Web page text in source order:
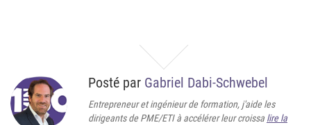
Posté par Gabriel Dabi-Schwebel
Entrepreneur et ingénieur de formation, j'aide les
dirigeants de PME/ETI à accélérer leur croissa lire la